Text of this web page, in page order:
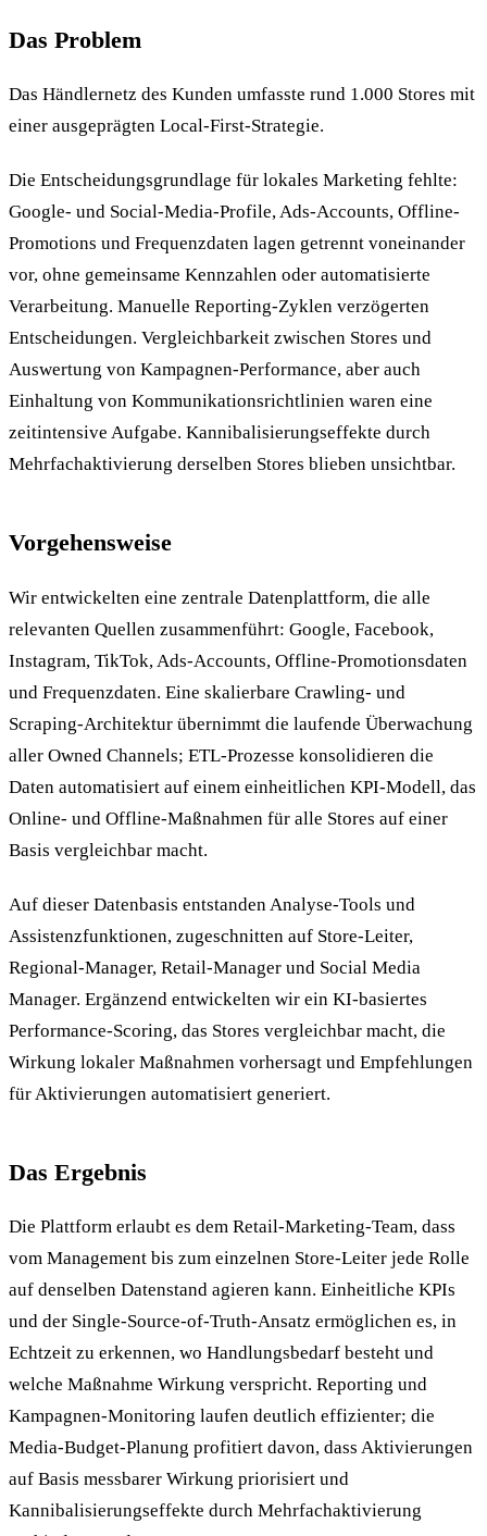
Das Problem
Das Händlernetz des Kunden umfasste rund 1.000 Stores mit
einer ausgeprägten Local-First-Strategie.
Die Entscheidungsgrundlage für lokales Marketing fehlte:
Google- und Social-Media-Profile, Ads-Accounts, Offline-
Promotions und Frequenzdaten lagen getrennt voneinander
vor, ohne gemeinsame Kennzahlen oder automatisierte
Verarbeitung. Manuelle Reporting-Zyklen verzögerten
Entscheidungen. Vergleichbarkeit zwischen Stores und
Auswertung von Kampagnen-Performance, aber auch
Einhaltung von Kommunikationsrichtlinien waren eine
zeitintensive Aufgabe. Kannibalisierungseffekte durch
Mehrfachaktivierung derselben Stores blieben unsichtbar.
Vorgehensweise
Wir entwickelten eine zentrale Datenplattform, die alle
relevanten Quellen zusammenführt: Google, Facebook,
Instagram, TikTok, Ads-Accounts, Offline-Promotionsdaten
und Frequenzdaten. Eine skalierbare Crawling- und
Scraping-Architektur übernimmt die laufende Überwachung
aller Owned Channels; ETL-Prozesse konsolidieren die
Daten automatisiert auf einem einheitlichen KPI-Modell, das
Online- und Offline-Maßnahmen für alle Stores auf einer
Basis vergleichbar macht.
Auf dieser Datenbasis entstanden Analyse-Tools und
Assistenzfunktionen, zugeschnitten auf Store-Leiter,
Regional-Manager, Retail-Manager und Social Media
Manager. Ergänzend entwickelten wir ein KI-basiertes
Performance-Scoring, das Stores vergleichbar macht, die
Wirkung lokaler Maßnahmen vorhersagt und Empfehlungen
für Aktivierungen automatisiert generiert.
Das Ergebnis
Die Plattform erlaubt es dem Retail-Marketing-Team, dass
vom Management bis zum einzelnen Store-Leiter jede Rolle
auf denselben Datenstand agieren kann. Einheitliche KPIs
und der Single-Source-of-Truth-Ansatz ermöglichen es, in
Echtzeit zu erkennen, wo Handlungsbedarf besteht und
welche Maßnahme Wirkung verspricht. Reporting und
Kampagnen-Monitoring laufen deutlich effizienter; die
Media-Budget-Planung profitiert davon, dass Aktivierungen
auf Basis messbarer Wirkung priorisiert und
Kannibalisierungseffekte durch Mehrfachaktivierung